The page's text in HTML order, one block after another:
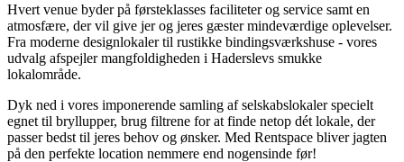
Hvert venue byder på førsteklasses faciliteter og service samt en
atmosfære, der vil give jer og jeres gæster mindeværdige oplevelser.
Fra moderne designlokaler til rustikke bindingsværkshuse - vores
udvalg afspejler mangfoldigheden i Haderslevs smukke
lokalområde.
Dyk ned i vores imponerende samling af selskabslokaler specielt
egnet til bryllupper, brug filtrene for at finde netop dét lokale, der
passer bedst til jeres behov og ønsker. Med Rentspace bliver jagten
på den perfekte location nemmere end nogensinde før!